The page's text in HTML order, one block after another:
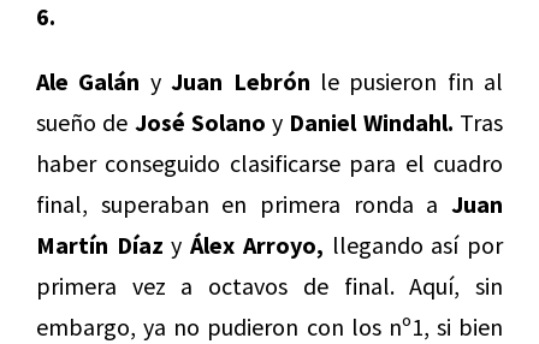
6.
Ale Galán yJuan Lebrón le pusieron fin al
sueño de José Solano y Daniel Windahl. Tras
haber conseguido clasificarse para el cuadro
final, superaban en primera ronda a Juan
Martín Díaz yÁlex Arroyo, llegando así por
primera vez a octavos de final. Aquí, sin
embargo, ya no pudieron con los nº1, si bien